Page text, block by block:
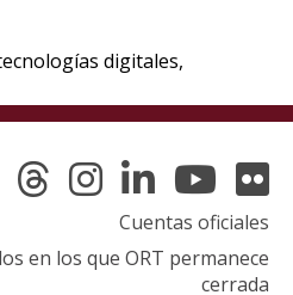
digitales,
Cuentas oficiales
en los que ORT permanece
cerrada